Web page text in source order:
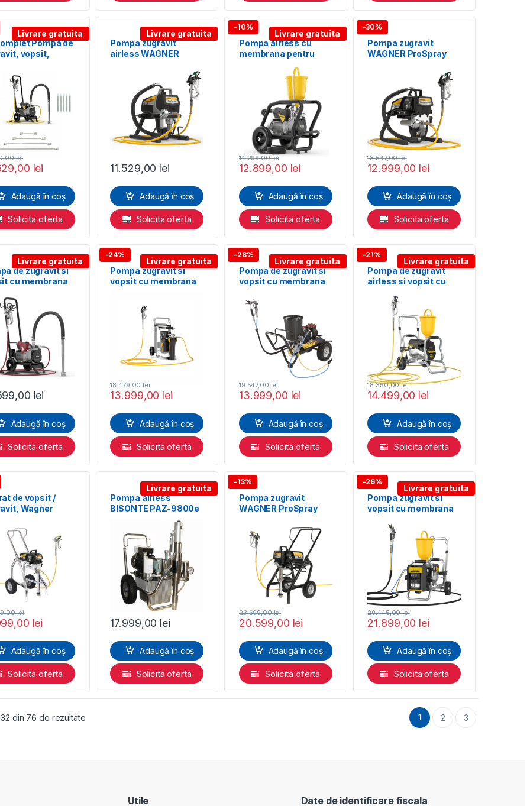
Pompa de
vopsit,
HEA
Livrare gratuita
lei
lei
Adaugă în coș
Solicita oferta
Pompa zugravit
airless WAGNER
Livrare gratuita
11.529,00 lei
Adaugă în coș
Solicita oferta
-10%
Pompa airless cu
membrana pentru
injectari WAGNER
SuperFinish23CR
Livrare gratuita
12.899,00 lei
14.299,00lei
Adaugă în coș
Solicita oferta
-30%
Pompa zugravit
WAGNER ProSpray
12.999,00 lei
18.547,00lei
Adaugă în coș
Solicita oferta
de zugravit si
cu membrana
Livrare gratuita
lei
Adaugă în coș
Solicita oferta
-24%
Pompa zugravit si
vopsit cu membrana
spraypack
Livrare gratuita
13.999,00 lei
18.479,00lei
Adaugă în coș
Solicita oferta
-28%
Pompa de zugravit si
vopsit cu membrana
AirCoat Compact
Spraypack
Livrare gratuita
13.999,00 lei
19.547,00lei
Adaugă în coș
Solicita oferta
-21%
Pompa de zugravit
airless si vopsit cu
SuperFinish WAGNER
23 Plus Enamel
Spraypack
Livrare gratuita
14.499,00 lei
18.350,00lei
Adaugă în coș
Solicita oferta
de vopsit /
Wagner
lei
lei
Adaugă în coș
Solicita oferta
Pompa airless
BISONTE PAZ-9800e
Livrare gratuita
17.999,00 lei
Adaugă în coș
Solicita oferta
-13%
Pompa zugravit
WAGNER ProSpray
Spraypack
20.599,00 lei
23.699,00lei
Adaugă în coș
Solicita oferta
-26%
Pompa zugravit si
vopsit cu membrana
AirCoat – cart, debit
material 2,6 l/min.,
motor electric 1,3 kW
Livrare gratuita
21.899,00 lei
29.445,00lei
Adaugă în coș
Solicita oferta
din 76 de rezultateSortat după preț: de la mic la mare 1 2 3
Utile Date de identificare fiscala